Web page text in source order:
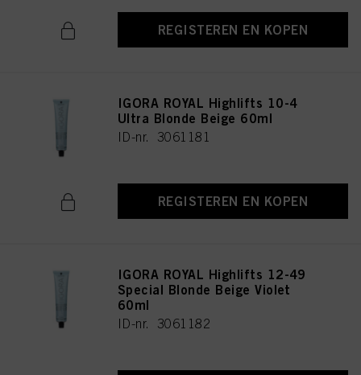
REGISTEREN EN KOPEN
IGORA ROYAL Highlifts 10-4
Ultra Blonde Beige 60ml
ID-nr. 3061181
REGISTEREN EN KOPEN
IGORA ROYAL Highlifts 12-49
Special Blonde Beige Violet
60ml
ID-nr. 3061182